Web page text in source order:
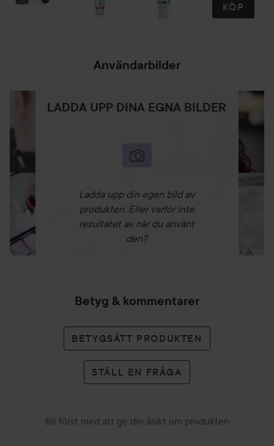
KÖP
Användarbilder
LADDA UPP DINA EGNA BILDER
Ladda upp din egen bild av
produkten. Eller varför inte
resultatet av när du använt
den?
Betyg & kommentarer
BETYGSÄTT PRODUKTEN
STÄLL EN FRÅGA
Bli först med att ge din åsikt om produkten